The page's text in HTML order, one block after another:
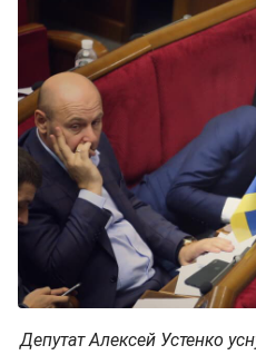
Депутат Алексей Устенко